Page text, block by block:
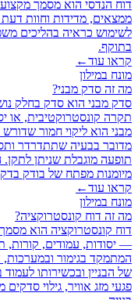
דוח הנדסי הוא מסמך
ממצאים, מדידות וחוות דעת
לשימוש כראיה בהליכים
בתוקף.
קראו עוד←
מונח במילון
מה זה סדק מבני?
סדק מבני הוא סדק בחלק
תקרה קונסטרוקטיבית, או
מבני הוא ליקוי חמור
מדובר בבעיה שתתדרדר
תופעה מוגבלת שניתן
מיומנות מפתח של בודק
קראו עוד←
מונח במילון
מה זה דוח קונסטרוקציה?
דוח קונסטרוקציה הוא
— יסודות, עמודים, קורות,
המתמקד בגימור ובמערכות,
של הבניין ובכשירותו
פגעי מזג אוויר, גילוי